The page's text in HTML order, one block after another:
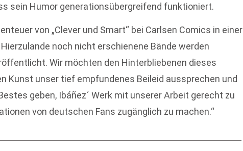
sein Humor generationsübergreifend funktioniert.
von „Clever und Smart“ bei Carlsen Comics in einer
noch nicht erschienene Bände werden
Wir möchten den Hinterbliebenen dieses
Kunst unser tief empfundenes Beileid aussprechen und
geben, Ibáñez´ Werk mit unserer Arbeit gerecht zu
von deutschen Fans zugänglich zu machen.“